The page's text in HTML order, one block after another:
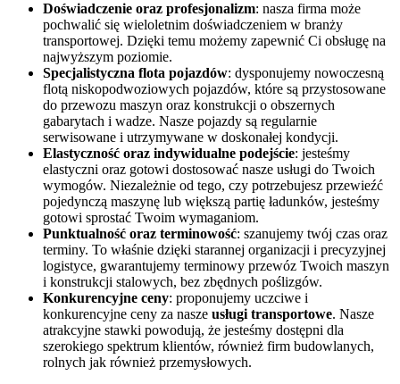
Doświadczenie oraz profesjonalizm: nasza firma może
pochwalić się wieloletnim doświadczeniem w branży
transportowej. Dzięki temu możemy zapewnić Ci obsługę na
najwyższym poziomie.
Specjalistyczna flota pojazdów: dysponujemy nowoczesną
flotą niskopodwoziowych pojazdów, które są przystosowane
do przewozu maszyn oraz konstrukcji o obszernych
gabarytach i wadze. Nasze pojazdy są regularnie
serwisowane i utrzymywane w doskonałej kondycji.
Elastyczność oraz indywidualne podejście: jesteśmy
elastyczni oraz gotowi dostosować nasze usługi do Twoich
wymogów. Niezależnie od tego, czy potrzebujesz przewieźć
pojedynczą maszynę lub większą partię ładunków, jesteśmy
gotowi sprostać Twoim wymaganiom.
Punktualność oraz terminowość: szanujemy twój czas oraz
terminy. To właśnie dzięki starannej organizacji i precyzyjnej
logistyce, gwarantujemy terminowy przewóz Twoich maszyn
i konstrukcji stalowych, bez zbędnych poślizgów.
Konkurencyjne ceny: proponujemy uczciwe i
konkurencyjne ceny za nasze usługi transportowe. Nasze
atrakcyjne stawki powodują, że jesteśmy dostępni dla
szerokiego spektrum klientów, również firm budowlanych,
rolnych jak również przemysłowych.